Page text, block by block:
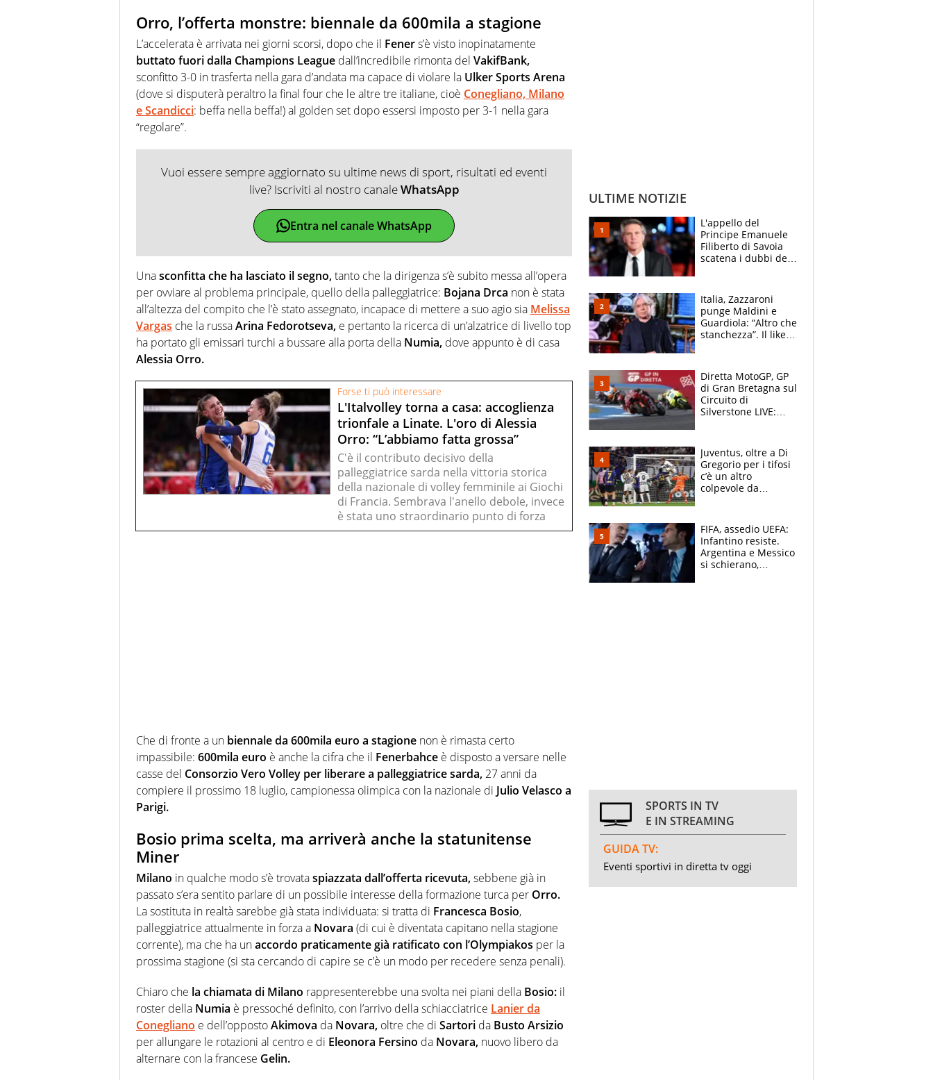
Orro, l’offerta monstre: biennale da 600mila a stagione
L’accelerata è arrivata nei giorni scorsi, dopo che il Feners’è visto inopinatamente
buttato fuori dalla Champions League dall’incredibile rimonta del VakifBank,
sconfitto 3-0 in trasferta nella gara d’andata ma capace di violare la Ulker Sports Arena
(dove si disputerà peraltro la final four che le altre tre italiane, cioè Conegliano, Milano
e Scandicci: beffa nella beffa!) al golden set dopo essersi imposto per 3-1 nella gara
“regolare”.
Vuoi essere sempre aggiornato su ultime news di sport, risultati ed eventi
live? Iscriviti al nostro canaleWhatsApp
Entra nel canale WhatsApp
Unasconfitta che ha lasciato il segno,tanto che la dirigenza s’è subito messa all’opera
per ovviare al problema principale, quello della palleggiatrice: Bojana Drca non è stata
all’altezza del compito che l’è stato assegnato, incapace di mettere a suo agio sia Melissa
Vargas che la russaArina Fedorotseva, e pertanto la ricerca di un’alzatrice di livello top
ha portato gli emissari turchi a bussare alla porta della Numia, dove appunto è di casa
Alessia Orro.
Forse ti può interessare
L'Italvolley torna a casa: accoglienza
trionfale a Linate. L'oro di Alessia
Orro: “L’abbiamo fatta grossa”
C'è il contributo decisivo della
palleggiatrice sarda nella vittoria storica
della nazionale di volley femminile ai Giochi
di Francia. Sembrava l'anello debole, invece
è stata uno straordinario punto di forza
Che di fronte a un biennale da 600mila euro a stagione non è rimasta certo
impassibile: 600mila euro è anche la cifra che il Fenerbahce è disposto a versare nelle
casse del Consorzio Vero Volley per liberare a palleggiatrice sarda, 27 anni da
compiere il prossimo 18 luglio, campionessa olimpica con la nazionale di Julio Velasco a
Parigi.
Bosio prima scelta, ma arriverà anche la statunitense
Miner
Milano in qualche modo s’è trovataspiazzata dall’offerta ricevuta,sebbene già in
passato s’era sentito parlare di un possibile interesse della formazione turca per Orro.
La sostituta in realtà sarebbe già stata individuata: si tratta di Francesca Bosio,
palleggiatrice attualmente in forza a Novara (di cui è diventata capitano nella stagione
corrente), ma che ha unaccordo praticamente già ratificato con l’Olympiakos per la
prossima stagione (si sta cercando di capire se c’è un modo per recedere senza penali).
Chiaro che la chiamata di Milano rappresenterebbe una svolta nei piani della Bosio: il
roster della Numia è pressoché definito, con l’arrivo della schiacciatrice Lanier da
Conegliano e dell’oppostoAkimova da Novara, oltre che di Sartori da Busto Arsizio
per allungare le rotazioni al centro e di Eleonora Fersino da Novara, nuovo libero da
alternare con la francese Gelin.
ULTIME NOTIZIE
L'appello del
Principe Emanuele
Filiberto di Savoia
scatena i dubbi dei
Italia, Zazzaroni
punge Maldini e
Guardiola: “Altro che
stanchezza”. Il like
Diretta MotoGP, GP
di Gran Bretagna sul
Circuito di
Silverstone LIVE:
Juventus, oltre a Di
Gregorio per i tifosi
c’è un altro
colpevole da
FIFA, assedio UEFA:
Infantino resiste.
Argentina e Messico
si schierano,
SPORTS IN TV
E IN STREAMING
GUIDA TV:
Eventi sportivi in diretta tv oggi